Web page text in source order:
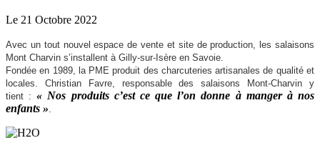
Le 21 Octobre 2022
Avec un tout nouvel espace de vente et site de production, les salaisons
Mont Charvin s’installent à Gilly-sur-Isère en Savoie.
Fondée en 1989, la PME produit des charcuteries artisanales de qualité et
locales. Christian Favre, responsable des salaisons Mont-Charvin y
tient :« Nos produits c’est ce que l’on donne à manger à nos
enfants ».